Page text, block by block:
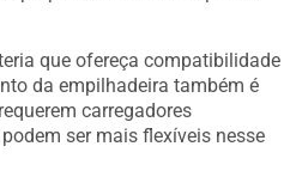
que ofereça compatibilidade
da empilhadeira também é
carregadores
ser mais flexíveis nesse